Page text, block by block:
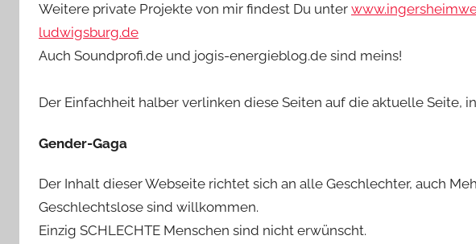
Weitere private Projekte von mir findest Du unter
ludwigsburg.de
Auch Soundprofi.de und jogis-energieblog.de sind meins!
Der Einfachheit halber verlinken diese Seiten auf die aktuelle Seite,
Gender-Gaga
Der Inhalt dieser Webseite richtet sich an alle Geschlechter, auch
Geschlechtslose sind willkommen.
Einzig SCHLECHTE Menschen sind nicht erwünscht.